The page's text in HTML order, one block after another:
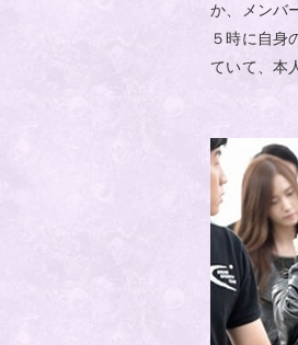
か、メンバ
５時に自身
ていて、本